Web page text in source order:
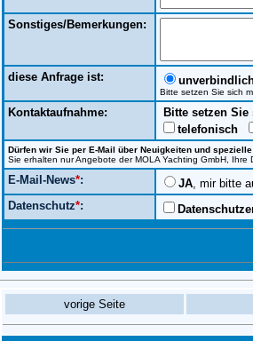
Sonstiges/Bemerkungen:
diese Anfrage ist:
Bitte setzen Sie sich
Kontaktaufnahme:
Bitte setzen
telefonisch
Dürfen wir Sie per E-Mail über Neuigkeiten und
Sie erhalten nur Angebote der MOLA Yachting GmbH,
E-Mail-News*: JA, mir bitte
Datenschutz*:
vorige Seite